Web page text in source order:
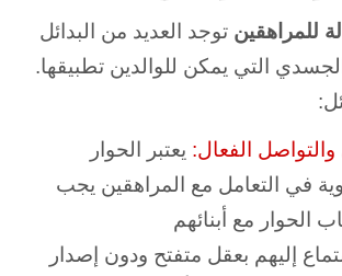
للمراهقين توجد العديد من البدائل
الجسدي التي يمكن للوالدين تطبيقها.
يعتبر الحوار
في التعامل مع المراهقين يجب
الحوار مع أبنائهم
إليهم بعقل متفتح ودون إصدار